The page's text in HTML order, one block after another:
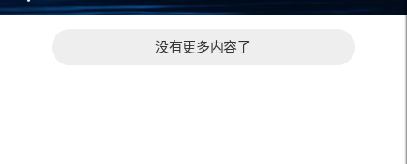
没有更多内容了